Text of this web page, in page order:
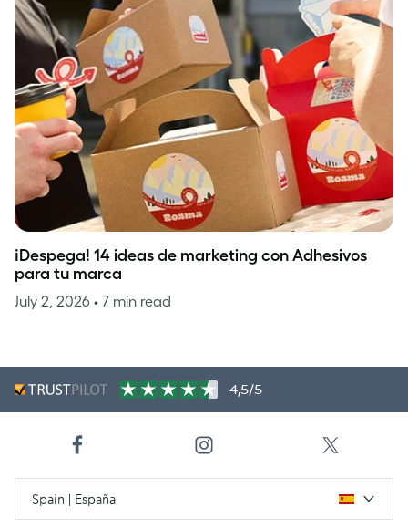
¡Despega! 14 ideas de marketing con Adhesivos
para tu marca
July 2, 2026 • 7 min read
4,5/5
Spain | España